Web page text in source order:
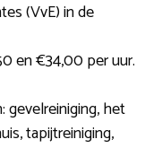
(VvE) in de
en €34,00 per uur.
gevelreiniging, het
tapijtreiniging,